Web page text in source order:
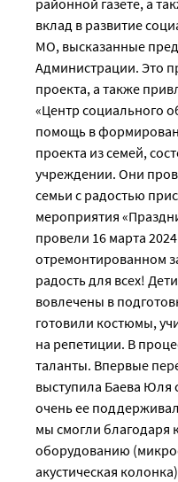
районной газете, а
вклад в развитие
МО, высказанные
Администрации. Это
проекта, а также
«Центр социального
помощь в
проекта из семей,
учреждении. Они
семьи с радостью
мероприятия
провели 16 марта
отремонтированном
радость для всех!
вовлечены в
готовили костюмы,
на репетиции. В
таланты. Впервые
выступила Баева Юля
очень ее
мы смогли благодаря
оборудованию
акустическая